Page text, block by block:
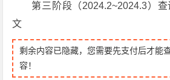
第三阶段（2024.2~2024.3）
文
剩余内容已隐藏，您需要先支付后才能
容！